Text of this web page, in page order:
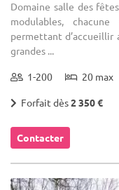
Domaine salle des
modulables,
permettant d’accueillir
grandes ...
1-200 20 max
Forfait dès2 350 €
Contacter